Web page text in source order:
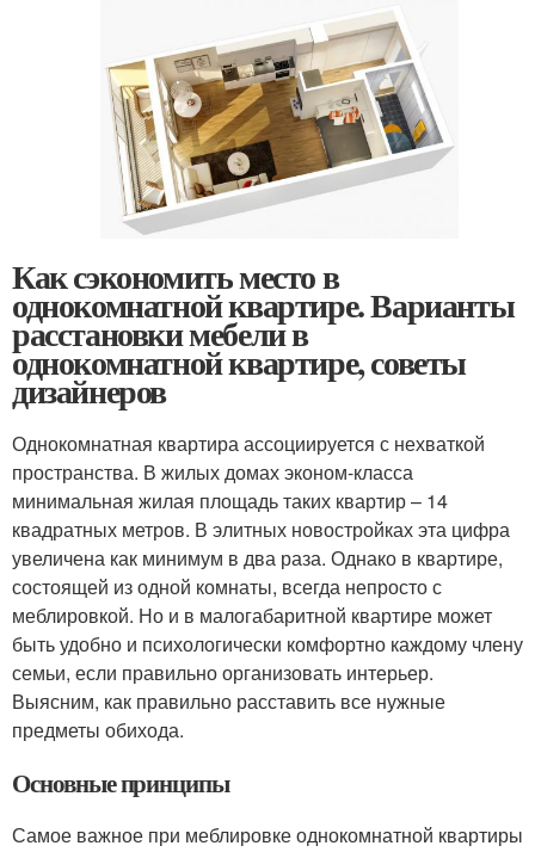
Как сэкономить место в
однокомнатной квартире. Варианты
расстановки мебели в
однокомнатной квартире, советы
дизайнеров
Однокомнатная квартира ассоциируется с нехваткой
пространства. В жилых домах эконом-класса
минимальная жилая площадь таких квартир – 14
квадратных метров. В элитных новостройках эта цифра
увеличена как минимум в два раза. Однако в квартире,
состоящей из одной комнаты, всегда непросто с
меблировкой. Но и в малогабаритной квартире может
быть удобно и психологически комфортно каждому члену
семьи, если правильно организовать интерьер.
Выясним, как правильно расставить все нужные
предметы обихода.
Основные принципы
Самое важное при меблировке однокомнатной квартиры